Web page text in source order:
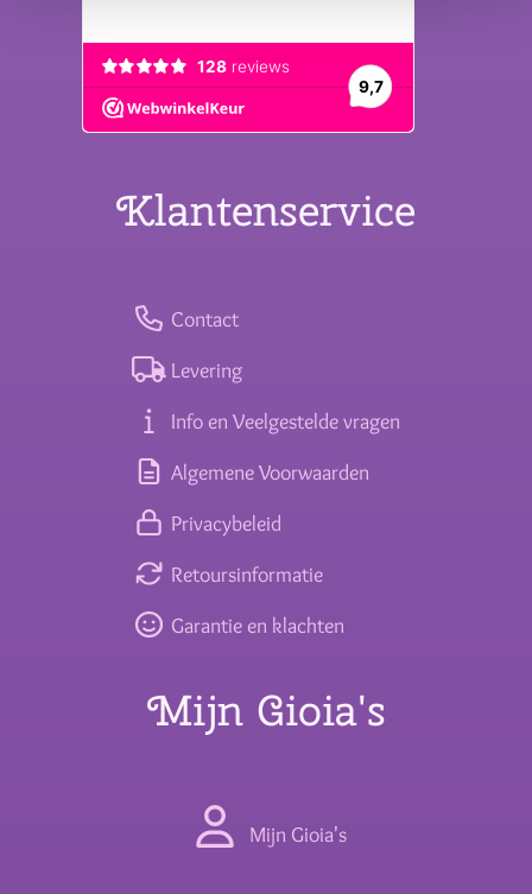
Klantenservice
Contact
Levering
Info en Veelgestelde vragen
Algemene Voorwaarden
Privacybeleid
Retoursinformatie
Garantie en klachten
Mijn Gioia's
Mijn Gioia's